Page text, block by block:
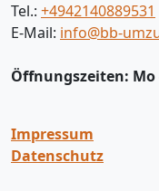
Tel.: +4942140889531
E-Mail: info@bb-
Öffnungszeiten: Mo
Impressum
Datenschutz